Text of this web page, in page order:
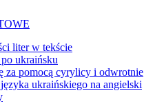
liter w tekście
ukraińsku
za pomocą cyrylicy i odwrotnie
ukraińskiego na angielski